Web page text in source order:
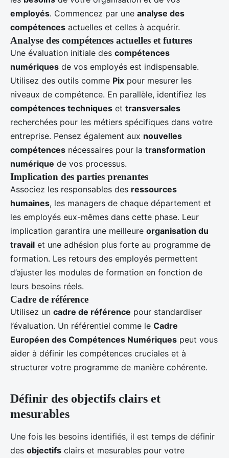
employés. Commencez par une analyse des
compétences actuelles et celles à acquérir.
Analyse des compétences actuelles et futures
Une évaluation initiale des compétences
numériques de vos employés est indispensable.
Utilisez des outils comme Pix pour mesurer les
niveaux de compétence. En parallèle, identifiez les
compétences techniques et transversales
recherchées pour les métiers spécifiques dans votre
entreprise. Pensez également aux nouvelles
compétences nécessaires pour la transformation
numérique de vos processus.
Implication des parties prenantes
Associez les responsables des ressources
humaines, les managers de chaque département et
les employés eux-mêmes dans cette phase. Leur
implication garantira une meilleure organisation du
travail et une adhésion plus forte au programme de
formation. Les retours des employés permettent
d’ajuster les modules de formation en fonction de
leurs besoins réels.
Cadre de référence
Utilisez un cadre de référence pour standardiser
l’évaluation. Un référentiel comme le Cadre
Européen des Compétences Numériques peut vous
aider à définir les compétences cruciales et à
structurer votre programme de manière cohérente.
Définir des objectifs clairs et
mesurables
Une fois les besoins identifiés, il est temps de définir
des objectifs clairs et mesurables pour votre